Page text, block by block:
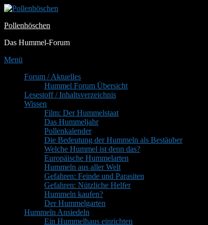
Zum
springen
Pollenhöschen
Das Hummel-Forum
Menü
PrimäresForum / Aktuelles
Hummel Forum Übersicht
Lesestoff / Inhaltsverzeichnis
Wissen
Film: Der Hummelstaat
Das Hummeljahr
Pollenkalender
Die Bedeutung der Hummeln als Bestäuber
Welche Hummel ist denn das?
Europäische Hummelarten
Hummeln aus aller Welt
Gefahren: Feinde und Parasiten
Gefahren: Nützliche Helfer
Hummeln kaufen?
Der Hummelgarten
Hummeln Ansiedeln
Ein Hummelhaus einrichten